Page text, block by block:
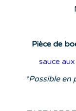
Pièce de
sauce
*Possible en